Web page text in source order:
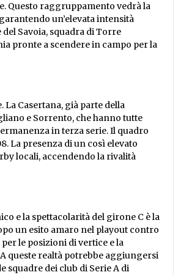
Questo raggruppamento vedrà la
un’elevata intensità
Savoia, squadra di Torre
pronte a scendere in campo per la
Casertana, già parte della
e Sorrento, che hanno tutte
in terza serie. Il quadro
La presenza di un così elevato
locali, accendendo la rivalità
e la spettacolarità del girone C è la
un esito amaro nel playout contro
le posizioni di vertice e la
queste realtà potrebbe aggiungersi
squadre dei club di Serie A di